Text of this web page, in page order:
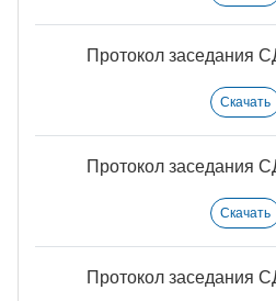
Протокол заседания
Скачать
Протокол заседания
Скачать
Протокол заседания